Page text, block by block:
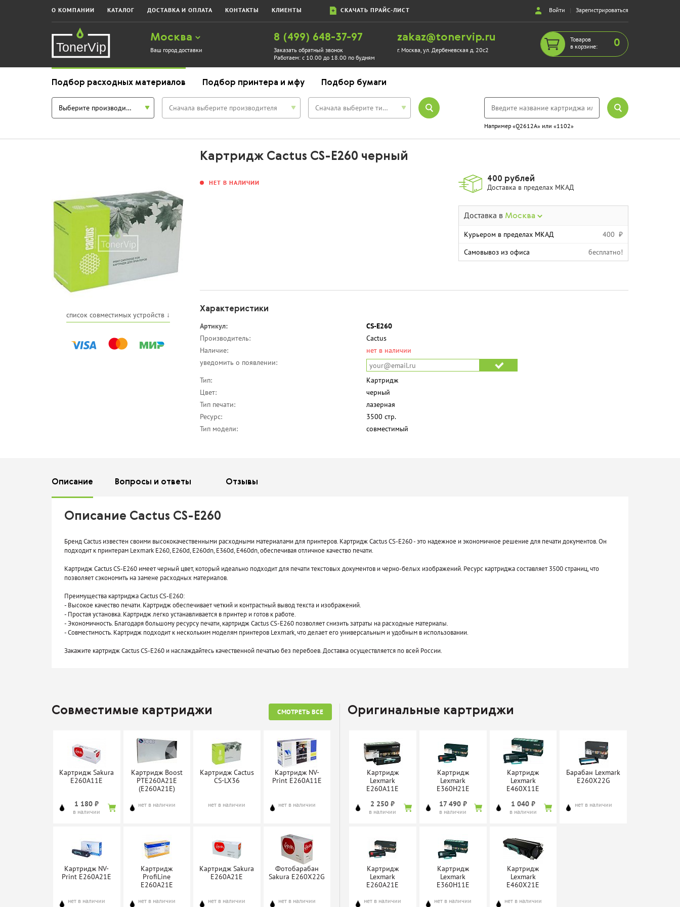
О КОМПАНИИ КАТАЛОГ ДОСТАВКА И ОПЛАТА КОНТАКТЫ КЛИЕНТЫ СКАЧАТЬ ПРАЙС-ЛИСТ Войти | Зарегистрироваться
Москва
Ваш город доставки
8 (499) 648-37-97
Заказать обратный звонок
Работаем: с 10.00 до 18.00 по будням
zakaz@tonervip.ru
г. Москва, ул. Дербеневская д. 20с2
Товаров
в корзине:
0
Подбор расходных материалов Подбор принтера и мфу Подбор бумаги
Выберите производителя Сначала выберите производителя Сначала выберите тип устройства
Например «Q2612A» или «1102»
Картридж Cactus CS-E260 черный
список совместимых устройств ↓
НЕТ В НАЛИЧИИ 400 рублей
Доставка в пределах МКАД
Доставка в Москва
Курьером в пределах МКАД
400 ₽
Самовывоз из офиса
бесплатно!
Характеристики
Артикул:
CS-E260
Производитель:
Cactus
Наличие:
нет в наличии
уведомить о появлении:
Тип:
Картридж
Цвет:
черный
Тип печати:
лазерная
Ресурс:
3500 стр.
Тип модели:
совместимый
Описание Вопросы и ответы Отзывы
Описание Cactus CS-E260
Бренд Cactus известен своими высококачественными расходными материалами для принтеров. Картридж Cactus CS-E260 - это надежное и экономичное решение для печати документов. Он
подходит к принтерам Lexmark E260, E260d, E260dn, E360d, E460dn, обеспечивая отличное качество печати.
Картридж Cactus CS-E260 имеет черный цвет, который идеально подходит для печати текстовых документов и черно-белых изображений. Ресурс картриджа составляет 3500 страниц, что
позволяет сэкономить на замене расходных материалов.
Преимущества картриджа Cactus CS-E260:
- Высокое качество печати. Картридж обеспечивает четкий и контрастный вывод текста и изображений.
- Простая установка. Картридж легко устанавливается в принтер и готов к работе.
- Экономичность. Благодаря большому ресурсу печати, картридж Cactus CS-E260 позволяет снизить затраты на расходные материалы.
- Совместимость. Картридж подходит к нескольким моделям принтеров Lexmark, что делает его универсальным и удобным в использовании.
Закажите картридж Cactus CS-E260 и наслаждайтесь качественной печатью без перебоев. Доставка осуществляется по всей России.
Совместимые картриджи СМОТРЕТЬ ВСЕ
Картридж Sakura
E260A11E
1 180 ₽
в наличии
Картридж Boost
PTE260A21E
(E260A21E)
нет в наличии
Картридж Cactus
CS-LX36
нет в наличии
Картридж NV-
Print E260A11E
нет в наличии
Картридж NV-
Print E260A21E
нет в наличии
Картридж
ProfiLine
E260A21E
нет в наличии
Картридж Sakura
E260A21E
нет в наличии
Фотобарабан
Sakura E260X22G
нет в наличии
Оригинальные картриджи
Картридж
Lexmark
E260A11E
2 250 ₽
в наличии
Картридж
Lexmark
E360H21E
17 490 ₽
в наличии
Картридж
Lexmark
E460X11E
1 040 ₽
в наличии
Барабан Lexmark
E260X22G
нет в наличии
Картридж
Lexmark
E260A21E
нет в наличии
Картридж
Lexmark
E360H11E
нет в наличии
Картридж
Lexmark
E460X21E
нет в наличии